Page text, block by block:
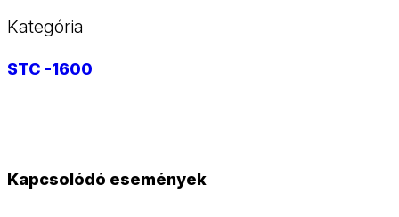
Kategória
STC -1600
Kapcsolódó események